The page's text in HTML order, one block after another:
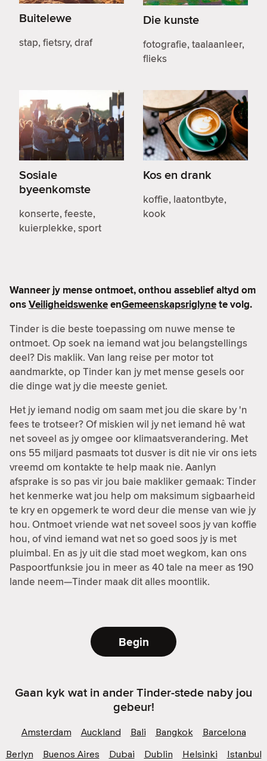
Buitelewe
stap, fietsry, draf
Die kunste
fotografie, taalaanleer,
flieks
Sosiale
byeenkomste
konserte, feeste,
kuierplekke, sport
Kos en drank
koffie, laatontbyte,
kook
Wanneer jy mense ontmoet, onthou asseblief altyd om
onsVeiligheidswenkeenGemeenskapsriglynete volg.
Tinder is die beste toepassing om nuwe mense te
ontmoet. Op soek na iemand wat jou belangstellings
deel? Dis maklik. Van lang reise per motor tot
aandmarkte, op Tinder kan jy met mense gesels oor
die dinge wat jy die meeste geniet.
Het jy iemand nodig om saam met jou die skare by 'n
fees te trotseer? Of miskien wil jy net iemand hê wat
net soveel as jy omgee oor klimaatsverandering. Met
ons 55 miljard pasmaats tot dusver is dit nie vir ons iets
vreemd om kontakte te help maak nie. Aanlyn
afsprake is so pas vir jou baie makliker gemaak: Tinder
het kenmerke wat jou help om maksimum sigbaarheid
te kry en opgemerk te word deur die mense van wie jy
hou. Ontmoet vriende wat net soveel soos jy van koffie
hou, of vind iemand wat net so goed soos jy is met
pluimbal. En as jy uit die stad moet wegkom, kan ons
Paspoortfunksie jou in meer as 40 tale na meer as 190
lande neem—Tinder maak dit alles moontlik.
Begin
Gaan kyk wat in ander Tinder-stede naby jou
gebeur!
Amsterdam Auckland Bali Bangkok
Barcelona
Berlyn
Buenos Aires Dubai Dublin Helsinki
Istanbul